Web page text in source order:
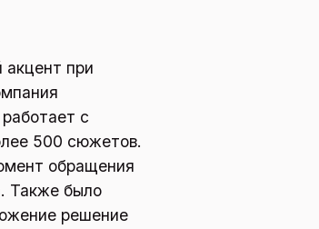
акцент при
с
500 сюжетов.
обращения
Также было
решение